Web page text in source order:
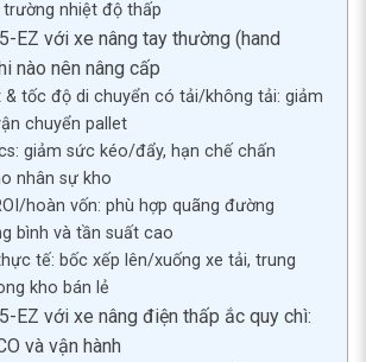
nhiệt độ thấp
EZ với xe nâng tay thường (hand
nào nên nâng cấp
& tốc độ di chuyển có tải/không tải: giảm
chuyển pallet
giảm sức kéo/đẩy, hạn chế chấn
nhân sự kho
hoàn vốn: phù hợp quãng đường
bình và tần suất cao
tế: bốc xếp lên/xuống xe tải, trung
kho bán lẻ
EZ với xe nâng điện thấp ắc quy chì:
và vận hành